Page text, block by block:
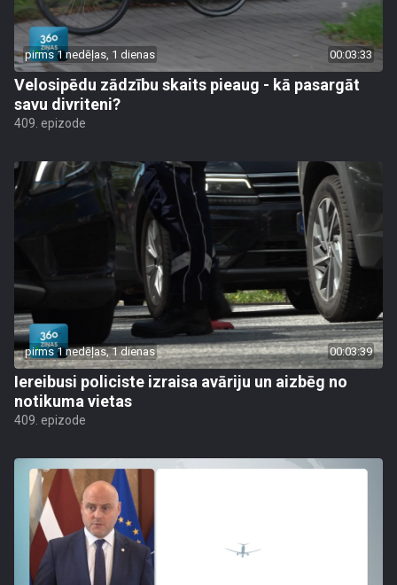
pirms 1 nedēļas, 1 dienas 00:03:33
Velosipēdu zādzību skaits pieaug - kā pasargāt
savu divriteni?
409. epizode
pirms 1 nedēļas, 1 dienas 00:03:39
Iereibusi policiste izraisa avāriju un aizbēg no
notikuma vietas
409. epizode